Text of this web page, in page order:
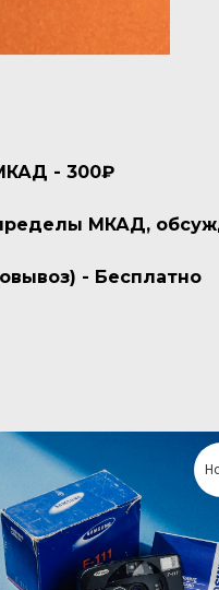
- 300₽
МКАД,
- Бесплатно